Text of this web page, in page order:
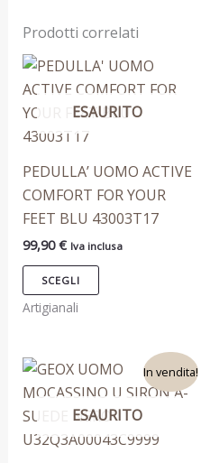
Prodotti correlati
ESAURITO
PEDULLA’ UOMO ACTIVE
COMFORT FOR YOUR
FEET BLU 43003T17
99,90€ Iva inclusa
SCEGLI
Questo
prodotto
ha
Le
opzioni
possono
essere
nella
prodotto
Artigianali
In vendita!
ESAURITO
Il
prezzo
originale
era:
Il
prezzo
attuale
è:
Questo
prodotto
ha
più